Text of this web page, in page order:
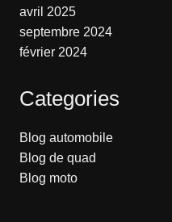
avril 2025
septembre 2024
février 2024
Categories
Blog automobile
Blog de quad
Blog moto